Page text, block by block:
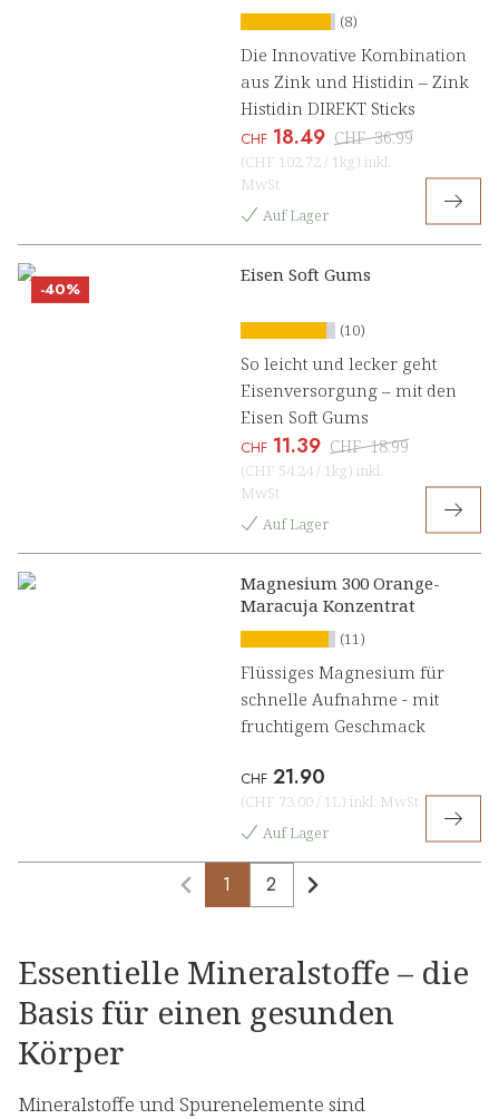
(8)
Die Innovative Kombination
aus Zink und Histidin – Zink
Histidin DIREKT Sticks
CHF 18.49 CHF 36.99
(CHF 102.72 / 1kg) inkl.
MwSt
Auf Lager
-40%
Eisen Soft Gums
(10)
So leicht und lecker geht
Eisenversorgung – mit den
Eisen Soft Gums
CHF 11.39 CHF 18.99
(CHF 54.24 / 1kg) inkl.
MwSt
Auf Lager
Magnesium 300 Orange-
Maracuja Konzentrat
(11)
Flüssiges Magnesium für
schnelle Aufnahme - mit
fruchtigem Geschmack
CHF 21.90
(CHF 73.00 / 1L) inkl. MwSt
Auf Lager
1 2
Essentielle Mineralstoffe – die
Basis für einen gesunden
Körper
Mineralstoffe und Spurenelemente sind